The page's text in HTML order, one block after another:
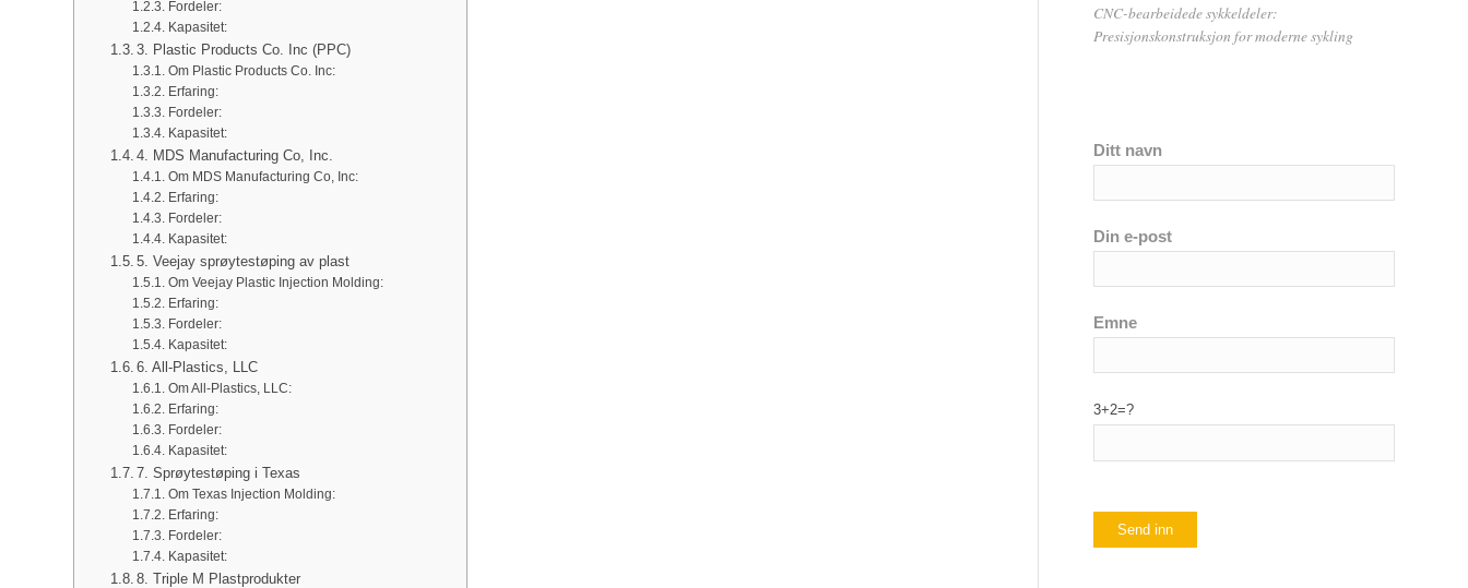
Fordeler:
Kapasitet:
3. Plastic Products Co. Inc (PPC)
Om Plastic Products Co. Inc:
Erfaring:
Fordeler:
Kapasitet:
4. MDS Manufacturing Co, Inc.
Om MDS Manufacturing Co, Inc:
Erfaring:
Fordeler:
Kapasitet:
5. Veejay sprøytestøping av plast
Om Veejay Plastic Injection Molding:
Erfaring:
Fordeler:
Kapasitet:
6. All-Plastics, LLC
Om All-Plastics, LLC:
Erfaring:
Fordeler:
Kapasitet:
7. Sprøytestøping i Texas
Om Texas Injection Molding:
Erfaring:
Fordeler:
Kapasitet:
8. Triple M Plastprodukter
CNC-bearbeidede sykkeldeler:
Presisjonskonstruksjon for moderne sykling
Ditt navn
Din e-post
Emne
3+2=?